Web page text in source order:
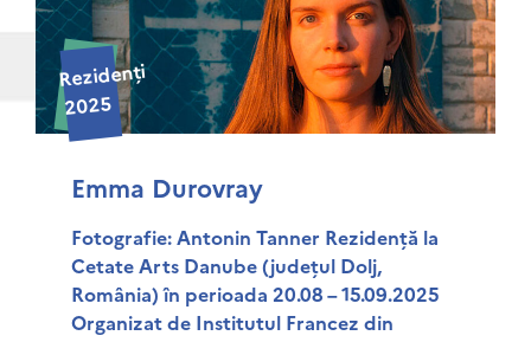
Rezidenți
2025
Emma Durovray
Fotografie: Antonin Tanner Rezidență la
Cetate Arts Danube (județul Dolj,
România) în perioada 20.08 – 15.09.2025
Organizat de Institutul Francez din